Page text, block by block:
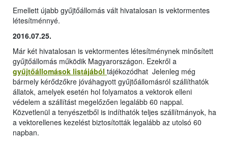
Emellett újabb gyűjtőállomás vált hivatalosan is vektormentes
létesítménnyé.
2016.07.25.
Már két hivatalosan is vektormentes létesítménynek minősített
gyűjtőállomás működik Magyarországon. Ezekről a
gyűjtőállomások listájából tájékozódhat Jelenleg még
bármely kérődzőkre jóváhagyott gyűjtőállomásról szállíthatók
állatok, amelyek esetén hol folyamatos a vektorok elleni
védelem a szállítást megelőzően legalább 60 nappal.
Közvetlenül a tenyészetből is indíthatók teljes szállítmányok, ha
a vektorellenes kezelést biztosították legalább az utolsó 60
napban.